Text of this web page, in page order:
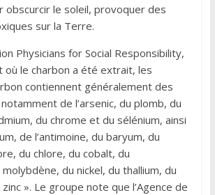
obscurcir le soleil, provoquer des
sur la Terre.
Physicians for Social Responsibility,
où le charbon a été extrait, les
contiennent généralement des
de l’arsenic, du plomb, du
du chrome et du sélénium, ainsi
de l’antimoine, du baryum, du
du chlore, du cobalt, du
du nickel, du thallium, du
». Le groupe note que l’Agence de